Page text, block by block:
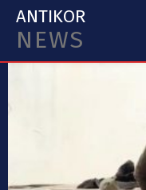
ANTIKOR
NEWS